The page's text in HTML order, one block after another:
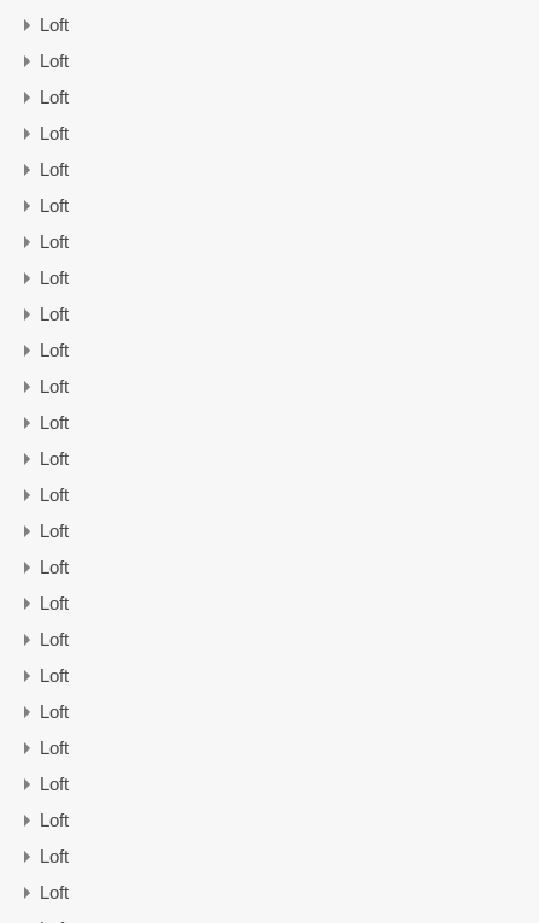
Loft
Loft
Loft
Loft
Loft
Loft
Loft
Loft
Loft
Loft
Loft
Loft
Loft
Loft
Loft
Loft
Loft
Loft
Loft
Loft
Loft
Loft
Loft
Loft
Loft